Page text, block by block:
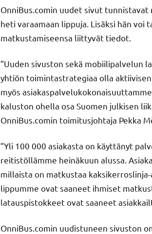
OnniBus.comin uudet sivut
heti varaamaan lippuja. Lisäksi hän
matkustamiseensa liittyvät tiedot.
”Uuden sivuston sekä mobiilipalvelun
yhtiön toimintastrategiaa olla
myös
kaluston ohella osa Suomen julkisen
OnniBus.comin toimitusjohtaja Pekka
”Yli 100 000 asiakasta on käyttänyt
reitistöllämme heinäkuun alussa.
millaista on matkustaa
lippumme ovat saaneet ihmiset
latauspistokkeet ovat saaneet
OnniBus.comin uudistuneen sivuston